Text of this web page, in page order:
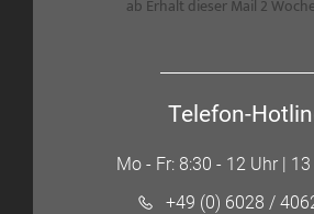
ab Erhalt dieser Mail 2
Telefon-
Mo - Fr: 8:30 - 12 Uhr |
+49 (0) 6028 /